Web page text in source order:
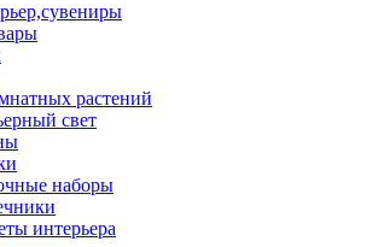
растений
свет
наборы
интерьера